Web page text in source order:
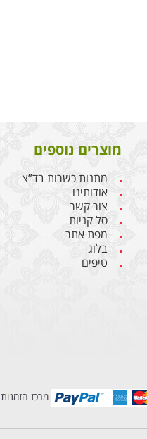
מוצרים נוספים
מתנות כשרות בד”צ
אודותינו
צור קשר
סל קניות
מפת אתר
בלוג
טיפים
מרכז הזמנות